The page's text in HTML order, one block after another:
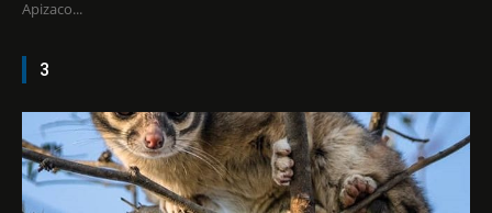
Apizaco...
3